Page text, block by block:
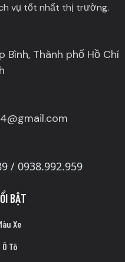
vụ tốt nhất thị trường.
Thành phố Hồ Chí
/ 0938.992.959
BẬT
Xe
Tô